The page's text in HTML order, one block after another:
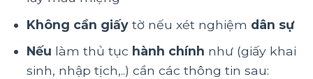
Không cần giấytờ nếu xét nghiệm dân sự
Nếu làm thủ tục hành chính như (giấy khai
sinh, nhập tịch,..) cần các thông tin sau: